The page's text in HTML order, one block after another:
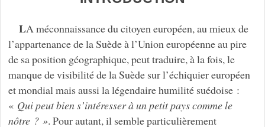
LA méconnaissance du citoyen européen, au mieux de
l’appartenance de la Suède à l’Union européenne au pire
de sa position géographique, peut traduire, à la fois, le
manque de visibilité de la Suède sur l’échiquier européen
et mondial mais aussi la légendaire humilité suédoise :
« Qui peut bien s’intéresser à un petit pays comme le
nôtre ? ». Pour autant, il semble particulièrement